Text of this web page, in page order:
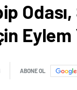
Odası,
Eylem
ABONE OL